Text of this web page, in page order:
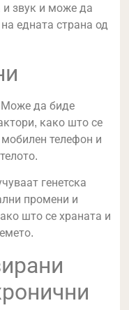
и звук и може да
едната страна од
Може да биде
како што се
мобилен телефон и
генетска
промени и
што се храната и